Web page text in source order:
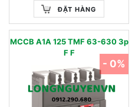
ĐẶT HÀNG
MCCB A1A 125 TMF 63-630 3p
F F
- 0%